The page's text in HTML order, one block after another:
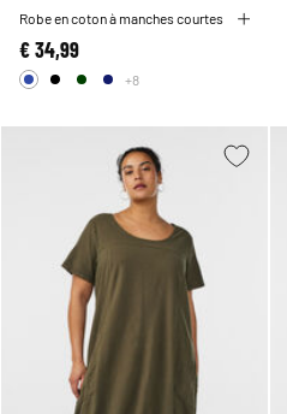
Robe en coton à manches courtes
€ 34,99
+8